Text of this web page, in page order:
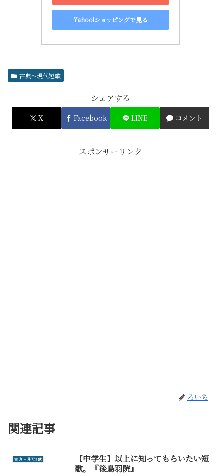
Yahoo!ショッピングで見る
古典～現代短歌
シェアする
X Facebook LINE コメント
スポンサーリンク
ろいち
関連記事
古典～現代短歌
【中学生】以上に知ってもらいたい短
歌。『後鳥羽院』